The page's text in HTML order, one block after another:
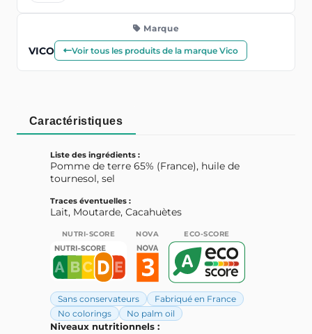
Marque
VICO Voir tous les produits de la marque Vico
Caractéristiques
Liste des ingrédients :
Pomme de terre 65% (France), huile de
tournesol, sel
Traces éventuelles :
Lait, Moutarde, Cacahuètes
NUTRI-SCORE NOVA ECO-SCORE
Sans conservateurs
Fabriqué en France
No colorings
No palm oil
Niveaux nutritionnels :